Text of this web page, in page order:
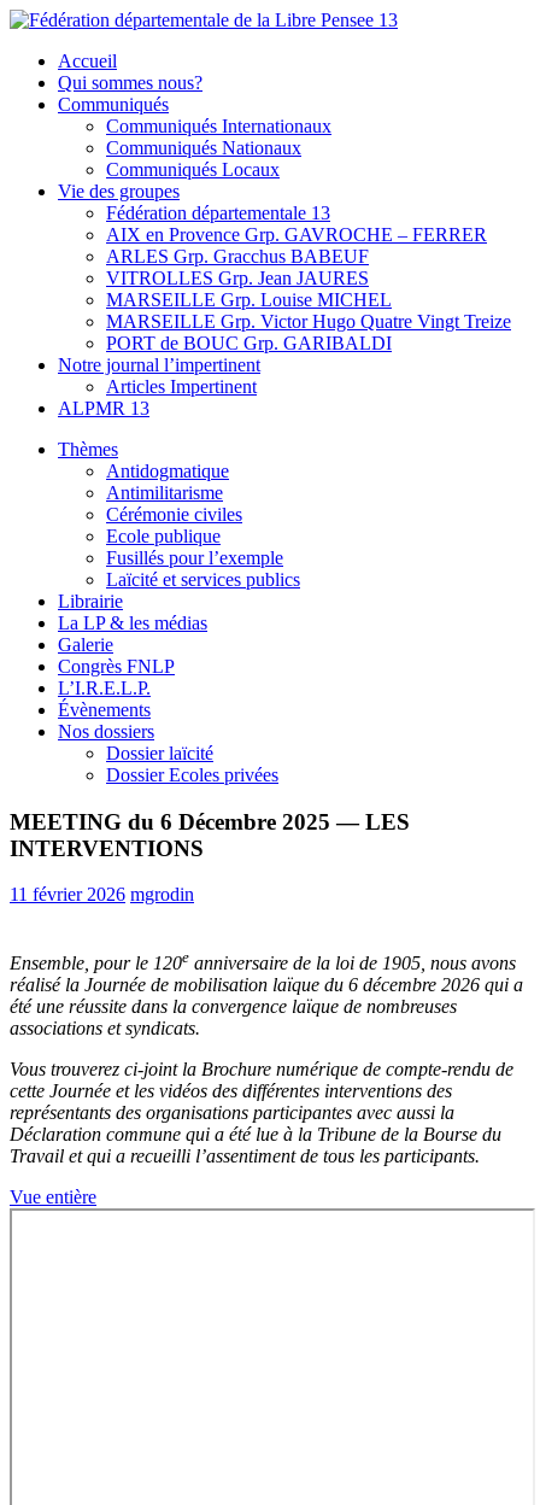
Skip
content
Fédération départementale de la Libre Pensee 13
Membre de la fédération Nationale de la Libre Pensée ni dieu ni
maitre
Accueil
Qui sommes nous?
Communiqués
Communiqués Internationaux
Communiqués Nationaux
Communiqués Locaux
Vie des groupes
Fédération départementale 13
AIX en Provence Grp. GAVROCHE – FERRER
ARLES Grp. Gracchus BABEUF
VITROLLES Grp. Jean JAURES
MARSEILLE Grp. Louise MICHEL
MARSEILLE Grp. Victor Hugo Quatre Vingt Treize
PORT de BOUC Grp. GARIBALDI
Notre journal l’impertinent
Articles Impertinent
ALPMR 13
Thèmes
Antidogmatique
Antimilitarisme
Cérémonie civiles
Ecole publique
Fusillés pour l’exemple
Laïcité et services publics
Librairie
La LP & les médias
Galerie
Congrès FNLP
L’I.R.E.L.P.
Évènements
Nos dossiers
Dossier laïcité
Dossier Ecoles privées
MEETING du 6 Décembre 2025 — LES
INTERVENTIONS
11 février 2026 mgrodin
Ensemble, pour le 120e anniversaire de la loi de 1905, nous avons
réalisé la Journée de mobilisation laïque du 6 décembre 2026 qui a
été une réussite dans la convergence laïque de nombreuses
associations et syndicats.
Vous trouverez ci-joint la Brochure numérique de compte-rendu de
cette Journée et les vidéos des différentes interventions des
représentants des organisations participantes avec aussi la
Déclaration commune qui a été lue à la Tribune de la Bourse du
Travail et qui a recueilli l’assentiment de tous les participants.
Vue entière
Aller